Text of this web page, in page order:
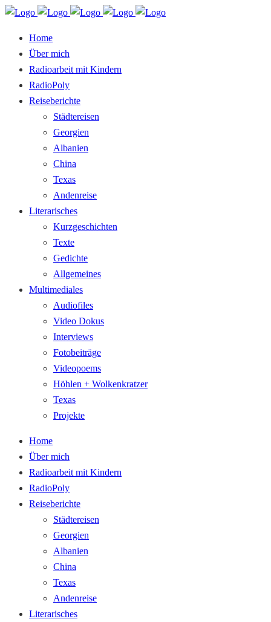
Home
Über mich
Radioarbeit mit Kindern
RadioPoly
Reiseberichte
Städtereisen
Georgien
Albanien
China
Texas
Andenreise
Literarisches
Kurzgeschichten
Texte
Gedichte
Allgemeines
Multimediales
Audiofiles
Video Dokus
Interviews
Fotobeiträge
Videopoems
Höhlen + Wolkenkratzer
Texas
Projekte
Home
Über mich
Radioarbeit mit Kindern
RadioPoly
Reiseberichte
Städtereisen
Georgien
Albanien
China
Texas
Andenreise
Literarisches